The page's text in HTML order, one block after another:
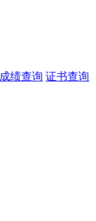
成绩查询 证书查询